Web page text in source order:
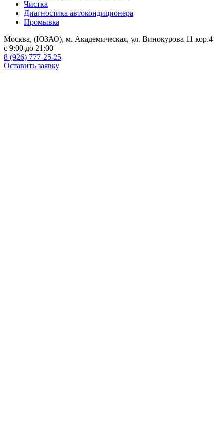
Чистка
Диагностика автокондиционера
Промывка
Москва, (ЮЗАО), м. Академическая, ул. Винокурова 11 кор.4
c 9:00 до 21:00
8 (926) 777-25-25
Оставить заявку